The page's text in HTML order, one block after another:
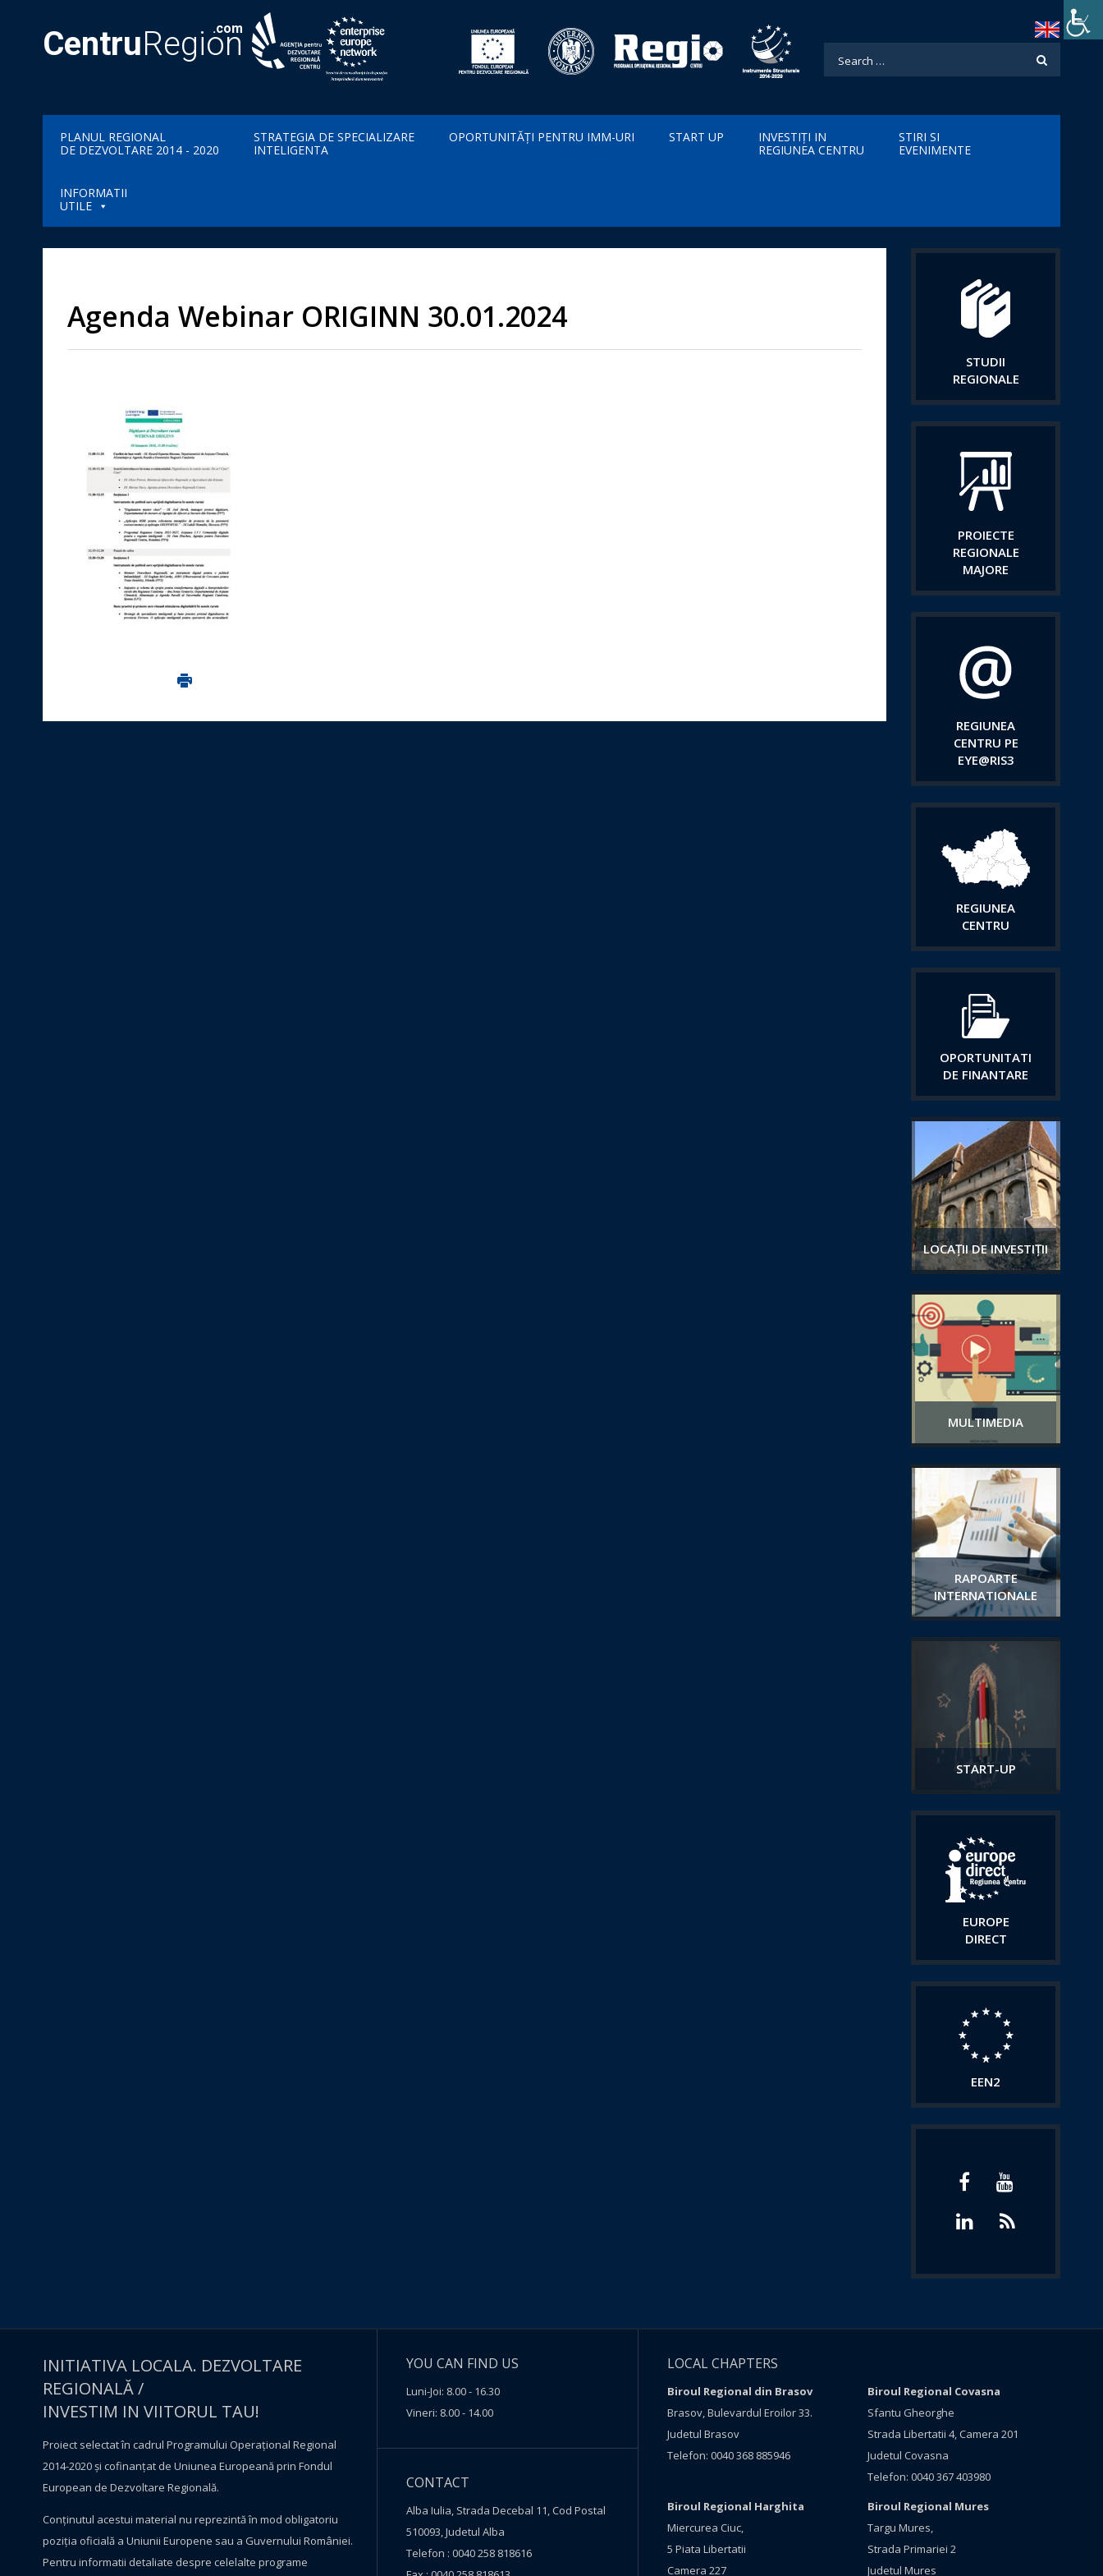
CentruRegion
.com
PLANUL REGIONAL
DE DEZVOLTARE 2014 - 2020
STRATEGIA DE SPECIALIZARE
INTELIGENTA
OPORTUNITĂȚI PENTRU IMM-URI START UP
INVESTIȚI IN
REGIUNEA CENTRU
STIRI SI
EVENIMENTE
INFORMATII
UTILE
Agenda Webinar ORIGINN 30.01.2024
Imprima aceasta pagina
STUDII
REGIONALE
PROIECTE
REGIONALE
MAJORE
REGIUNEA
CENTRU PE
EYE@RIS3
REGIUNEA
CENTRU
OPORTUNITATI
DE FINANTARE
LOCAȚII DE INVESTIȚII
MULTIMEDIA
RAPOARTE
INTERNATIONALE
START-UP
EUROPE
DIRECT
EEN2
INITIATIVA LOCALA. DEZVOLTARE
REGIONALĂ /
INVESTIM IN VIITORUL TAU!
Proiect selectat în cadrul Programului Operațional Regional
2014-2020 și cofinanțat de Uniunea Europeană prin Fondul
European de Dezvoltare Regională.
Conţinutul acestui material nu reprezintă în mod obligatoriu
poziţia oficială a Uniunii Europene sau a Guvernului României.
Pentru informatii detaliate despre celelalte programe
YOU CAN FIND US
Luni-Joi: 8.00 - 16.30
Vineri: 8.00 - 14.00
CONTACT
Alba Iulia, Strada Decebal 11, Cod Postal
510093, Judetul Alba
Telefon : 0040 258 818616
LOCAL CHAPTERS
Biroul Regional din Brasov
Brasov, Bulevardul Eroilor 33.
Judetul Brasov
Telefon: 0040 368 885946
Biroul Regional Covasna
Sfantu Gheorghe
Strada Libertatii 4, Camera 201
Judetul Covasna
Telefon: 0040 367 403980
Biroul Regional Harghita
Miercurea Ciuc,
5 Piata Libertatii
Camera 227
Biroul Regional Mures
Targu Mures,
Strada Primariei 2
Judetul Mures